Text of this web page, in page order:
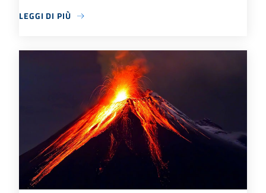
LEGGI DI PIÙ